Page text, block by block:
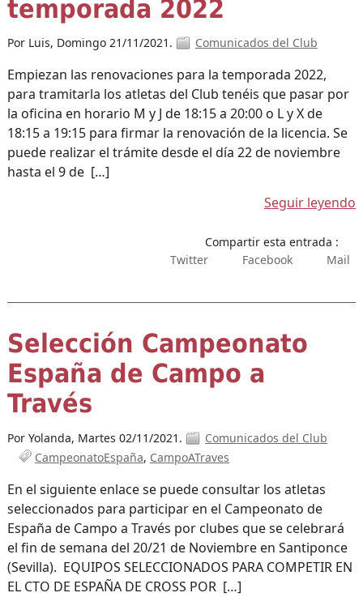
temporada 2022
Por Luis, Domingo 21/11/2021. Comunicados del Club
Empiezan las renovaciones para la temporada 2022,
para tramitarla los atletas del Club tenéis que pasar por
la oficina en horario M y J de 18:15 a 20:00 o L y X de
18:15 a 19:15 para firmar la renovación de la licencia. Se
puede realizar el trámite desde el día 22 de noviembre
hasta el 9 de […]
Seguir leyendo
Compartir esta entrada :
Twitter
Facebook Mail
Selección Campeonato
España de Campo a
Través
Por Yolanda, Martes 02/11/2021.
Comunicados del Club
CampeonatoEspaña CampoATraves
En el siguiente enlace se puede consultar los atletas
seleccionados para participar en el Campeonato de
España de Campo a Través por clubes que se celebrará
el fin de semana del 20/21 de Noviembre en Santiponce
(Sevilla). EQUIPOS SELECCIONADOS PARA COMPETIR EN
EL CTO DE ESPAÑA DE CROSS POR […]